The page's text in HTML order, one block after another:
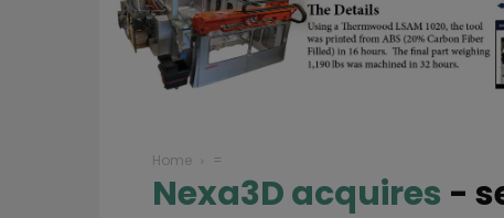
Home =
Nexa3D acquires -